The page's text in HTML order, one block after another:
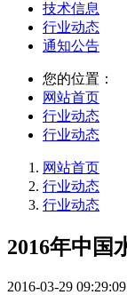
技术信息
行业动态
通知公告
您的位置：
网站首页
行业动态
行业动态
网站首页
行业动态
行业动态
2016年中国
2016-03-29 09:29:09